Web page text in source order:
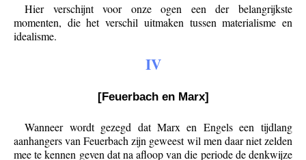
Hier verschijnt voor onze ogen een der belangrijkste
momenten, die het verschil uitmaken tussen materialisme en
idealisme.
IV
[Feuerbach en Marx]
Wanneer wordt gezegd dat Marx en Engels een tijdlang
aanhangers van Feuerbach zijn geweest wil men daar niet zelden
mee te kennen geven dat na afloop van die periode de denkwijze